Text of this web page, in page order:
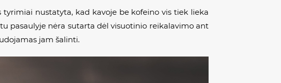
nustatyta, kad kavoje be kofeino vis tiek lieka
pasaulyje nėra sutarta dėl visuotinio reikalavimo ant
jam šalinti.